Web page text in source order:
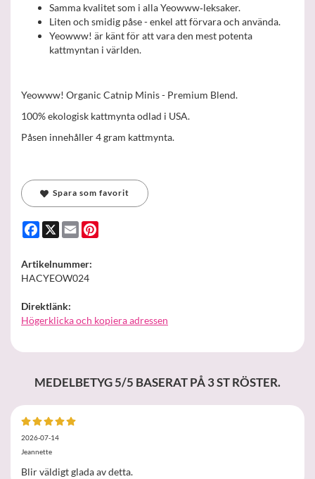
Samma kvalitet som i alla Yeowww‑leksaker.
Liten och smidig påse - enkel att förvara och använda.
Yeowww! är känt för att vara den mest potenta
kattmyntan i världen.
Yeowww! Organic Catnip Minis - Premium Blend.
100% ekologisk kattmynta odlad i USA.
Påsen innehåller 4 gram kattmynta.
Spara som favorit
Facebook
X Email
Artikelnummer:
HACYEOW024
Direktlänk:
Högerklicka och kopiera adressen
MEDELBETYG5/5 BASERAT PÅ3ST RÖSTER.
2026-07-14
Jeannette
Blir väldigt glada av detta.